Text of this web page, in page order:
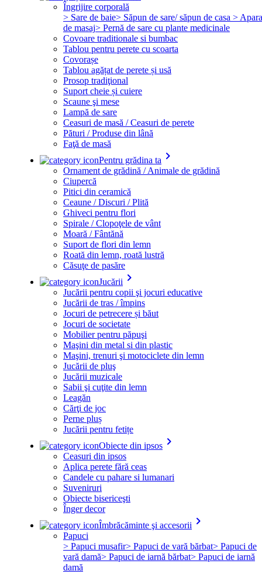
Îngrijire corporală
> Sare de baie> Săpun de sare/ săpun de casa >
de masaj> Pernă de sare cu plante medicinale
Covoare traditionale si bumbac
Tablou pentru perete cu scoarta
Covorașe
Tablou agățat de perete și usă
Prosop tradiţional
Suport cheie și cuiere
Scaune şi mese
Lampă de sare
Ceasuri de masă / Ceasuri de perete
Pături / Produse din lână
Faţă de masă
Pentru grădina ta keyboard_arrow_right
Ornament de grădină / Animale de grădină
Ciupercă
Pitici din ceramică
Ceaune / Discuri / Plită
Ghiveci pentru flori
Spirale / Clopoţele de vânt
Moară / Fântănă
Suport de flori din lemn
Roată din lemn, roată lustră
Căsuţe de pasăre
Jucării keyboard_arrow_right
Jucării pentru copii şi jocuri educative
Jucării de tras / împins
Jocuri de petrecere și băut
Jocuri de societate
Mobilier pentru păpuşi
Maşini din metal si din plastic
Maşini, trenuri şi motociclete din lemn
Jucării de pluş
Jucării muzicale
Sabii şi cuţite din lemn
Leagăn
Cărţi de joc
Perne pluș
Jucării pentru fetițe
Obiecte din ipsos keyboard_arrow_right
Ceasuri din ipsos
Aplica perete fără ceas
Candele cu pahare si lumanari
Suveniruri
Obiecte bisericeşti
Înger decor
Îmbrăcăminte şi accesorii keyboard_arrow_right
Papuci
> Papuci musafir> Papuci de vară bărbat> Papuci de
vară damă> Papuci de iarnă bărbat> Papuci de iarnă
damă